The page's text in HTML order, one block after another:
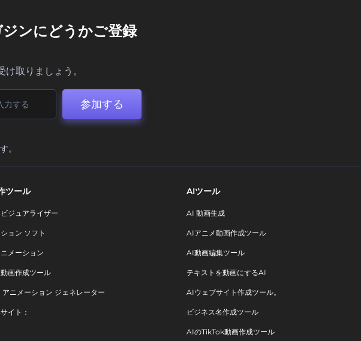
ンにどうかご登録
取りましょう。
参加する
。
ツール
ジュアライザー
ョン ソフト
メーション
画作成ツール
アニメーション ジェネレーター
イト：
AIツール
AI 動画生成
AIアニメ動画作成ツール
AI動画編集ツール
テキストを動画にするAI
AIウェブサイト作成ツール。
ビジネス名作成ツール
AIのTikTok動画作成ツール